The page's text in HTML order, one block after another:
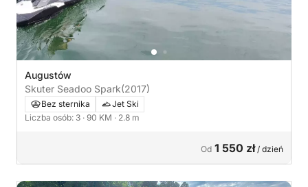
Augustów
Skuter Seadoo Spark(2017)
Bez sternika
Jet Ski
Liczba osób: 3 · 90 KM · 2.8 m
Od 1 550 zł/ dzień